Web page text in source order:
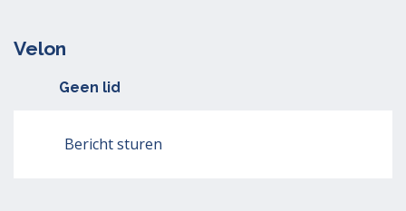
Velon
Geen lid
Bericht sturen